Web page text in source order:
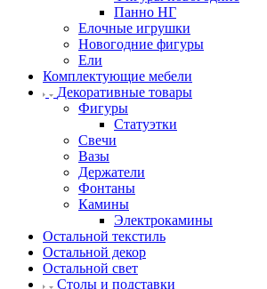
Панно НГ
Елочные игрушки
Новогодние фигуры
Ели
Комплектующие мебели
Декоративные товары
Фигуры
Статуэтки
Свечи
Вазы
Держатели
Фонтаны
Камины
Электрокамины
Остальной текстиль
Остальной декор
Остальной свет
Столы и подставки